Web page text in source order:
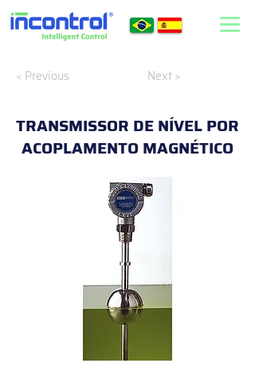
< Previous Next >
TRANSMISSOR DE NÍVEL POR
ACOPLAMENTO MAGNÉTICO